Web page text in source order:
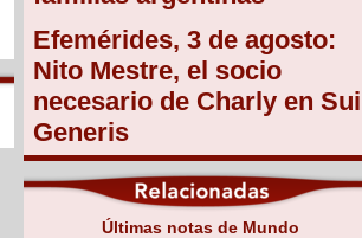
Efemérides, 3 de agosto:
Nito Mestre, el socio
necesario de Charly en Sui
Generis
Últimas notas de Mundo